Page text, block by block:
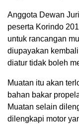
Anggota Dewan
peserta Korindo
untuk rancangan
diupayakan
diatur tidak boleh
Muatan itu akan
bahan bakar
Muatan selain
dilengkapi motor